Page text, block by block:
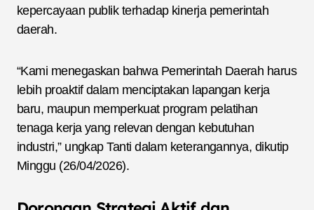
kepercayaan publik terhadap kinerja pemerintah
daerah.
“Kami menegaskan bahwa Pemerintah Daerah harus
lebih proaktif dalam menciptakan lapangan kerja
baru, maupun memperkuat program pelatihan
tenaga kerja yang relevan dengan kebutuhan
industri,” ungkap Tanti dalam keterangannya, dikutip
Minggu (26/04/2026).